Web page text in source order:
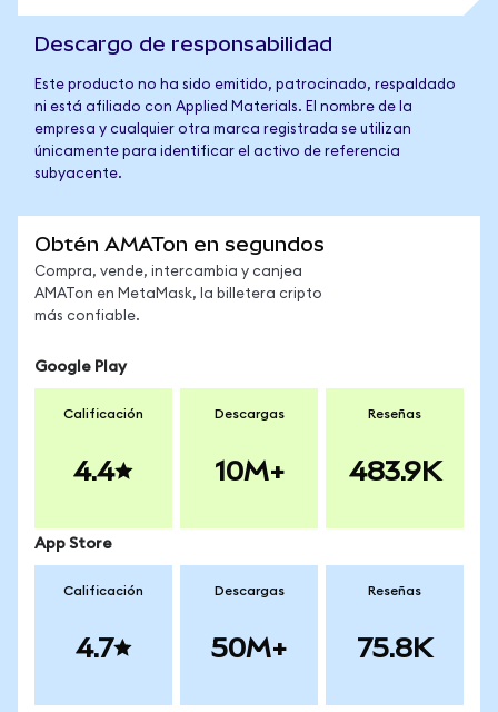
Descargo de responsabilidad
Este producto no ha sido emitido, patrocinado, respaldado
ni está afiliado con Applied Materials. El nombre de la
empresa y cualquier otra marca registrada se utilizan
únicamente para identificar el activo de referencia
subyacente.
Obtén AMATon en segundos
Compra, vende, intercambia y canjea
AMATon en MetaMask, la billetera cripto
más confiable.
Google Play
Calificación
4.4
Descargas
10M+
Reseñas
483.9K
App Store
Calificación
4.7
Descargas
50M+
Reseñas
75.8K